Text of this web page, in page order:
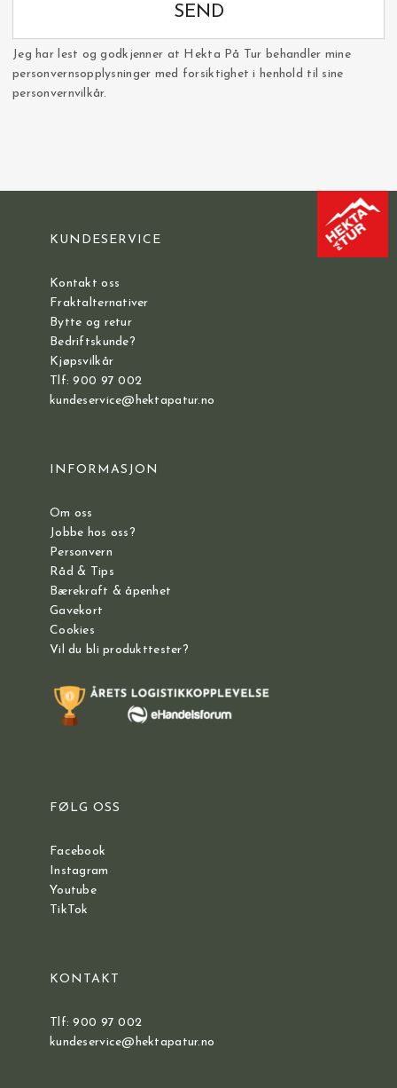
SEND
Jeg har lest og godkjenner at Hekta På Tur behandler mine
personvernsopplysninger med forsiktighet i henhold til sine
personvernvilkår.
KUNDESERVICE
Kontakt oss
Fraktalternativer
Bytte og retur
Bedriftskunde?
Kjøpsvilkår
Tlf: 900 97 002
kundeservice@hektapatur.no
INFORMASJON
Om oss
Jobbe hos oss?
Personvern
Råd & Tips
Bærekraft & åpenhet
Gavekort
Cookies
Vil du bli produkttester?
FØLG OSS
Facebook
Instagram
Youtube
TikTok
KONTAKT
Tlf: 900 97 002
kundeservice@hektapatur.no